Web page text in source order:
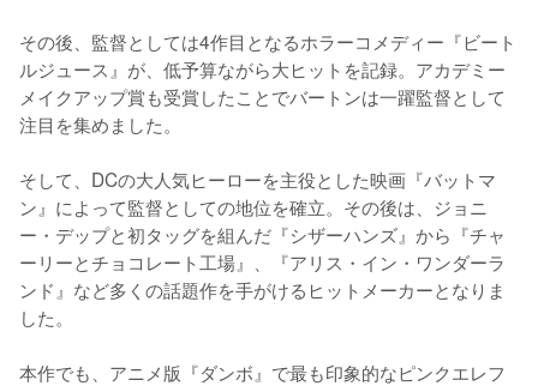
その後、監督としては4作目となるホラーコメディー『ビート
ルジュース』が、低予算ながら大ヒットを記録。アカデミー
メイクアップ賞も受賞したことでバートンは一躍監督として
注目を集めました。
そして、DCの大人気ヒーローを主役とした映画『バットマ
ン』によって監督としての地位を確立。その後は、ジョニ
ー・デップと初タッグを組んだ『シザーハンズ』から『チャ
ーリーとチョコレート工場』、『アリス・イン・ワンダーラ
ンド』など多くの話題作を手がけるヒットメーカーとなりま
した。
本作でも、アニメ版『ダンボ』で最も印象的なピンクエレフ